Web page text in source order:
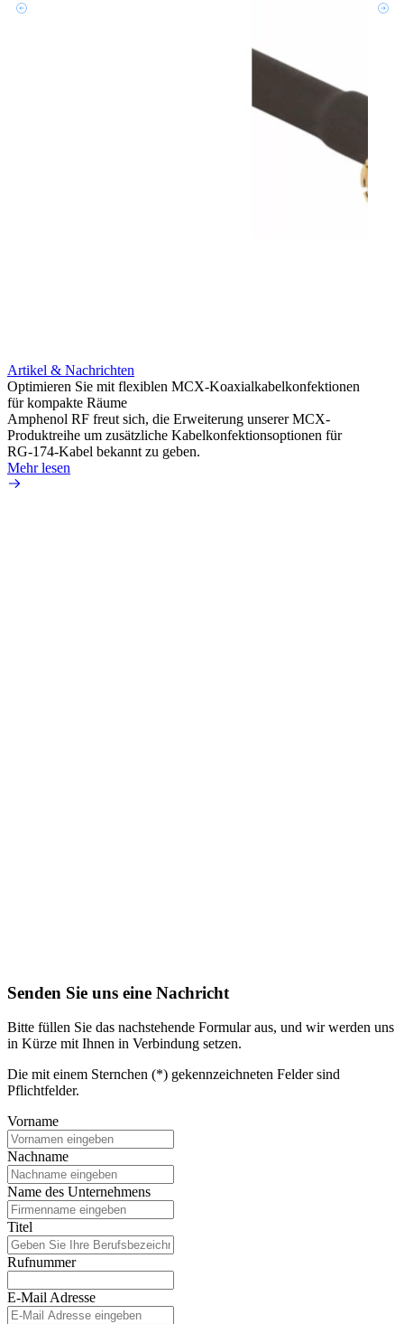
Artikel & Nachrichten
Optimieren Sie mit flexiblen MCX-Koaxialkabelkonfektionen
für kompakte Räume
Amphenol RF freut sich, die Erweiterung unserer MCX-
Produktreihe um zusätzliche Kabelkonfektionsoptionen für
RG-174-Kabel bekannt zu geben.
Mehr lesen
Senden Sie uns eine Nachricht
Bitte füllen Sie das nachstehende Formular aus, und wir werden uns
in Kürze mit Ihnen in Verbindung setzen.
Die mit einem Sternchen (*) gekennzeichneten Felder sind
Pflichtfelder.
Vorname
Nachname
Name des Unternehmens
Titel
Rufnummer
E-Mail Adresse